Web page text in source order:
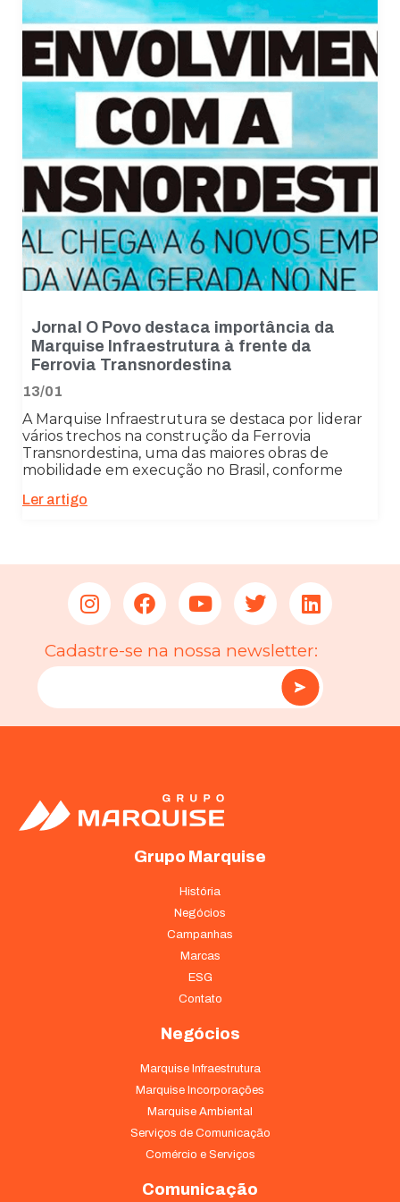
Jornal O Povo destaca importância da
Marquise Infraestrutura à frente da
Ferrovia Transnordestina
13/01
A Marquise Infraestrutura se destaca por liderar
vários trechos na construção da Ferrovia
Transnordestina, uma das maiores obras de
mobilidade em execução no Brasil, conforme
Ler artigo
Cadastre-se na nossa newsletter:
Grupo Marquise
História
Negócios
Campanhas
Marcas
ESG
Contato
Negócios
Marquise Infraestrutura
Marquise Incorporações
Marquise Ambiental
Serviços de Comunicação
Comércio e Serviços
Comunicação